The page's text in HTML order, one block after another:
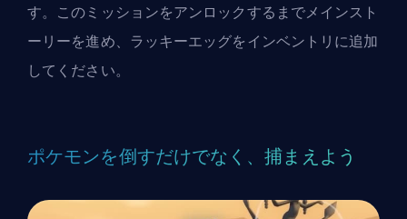
す。このミッションをアンロックするまでメインスト
ーリーを進め、ラッキーエッグをインベントリに追加
してください。
ポケモンを倒すだけでなく、捕まえよう